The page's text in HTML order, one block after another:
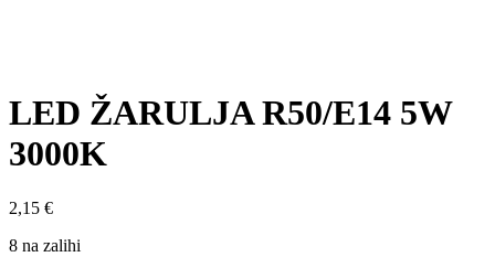
LED ŽARULJA R50/E14 5W
3000K
2,15 €
8 na zalihi